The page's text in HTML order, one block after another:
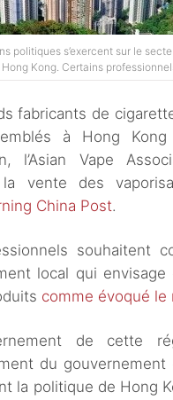
politiques s’exercent sur le
Kong. Certains
fabricants de
à Hong
l’Asian Vape
la vente des
China Post.
souhaitent
local qui envisage
comme évoqué le
de cette
du
la politique de Hong